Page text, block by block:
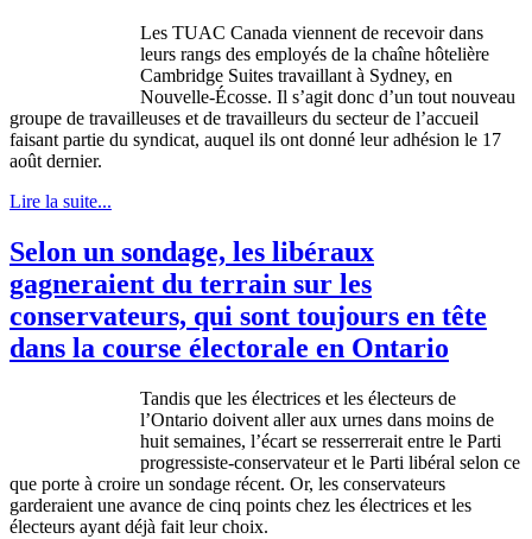
Les TUAC Canada viennentde recevoir dans
leurs rangs des employés de la chaîne hôtelière
Cambridge Suites travaillant à Sydney, en
Nouvelle-Écosse. Il s’agit donc d’un tout nouveau
groupe de travailleuses et de travailleurs du secteurde l’accueil
faisant partie du syndicat, auquel ils ont donné leur adhésion le 17
aoûtdernier.
Lire la suite...
Selon un sondage, les libéraux
gagneraient du terrain sur les
conservateurs, qui sont toujours en tête
dans la course électorale en Ontario
Tandis que les électrices et les électeurs de
l’Ontario doivent alleraux urnes dans moins de
huit semaines, l’écart se resserrerait entre le Parti
progressiste-conservateuret le Parti libéral selon ce
que porte à croire un sondage récent. Or, les conservateurs
garderaient une avance de cinq points chez les électrices et les
électeurs ayant déjà fait leur choix.